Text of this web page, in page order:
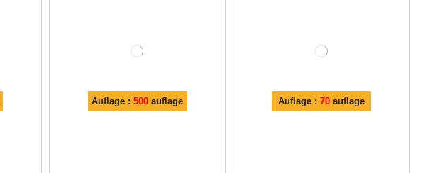
Auflage :500 auflage Auflage :70 auflage